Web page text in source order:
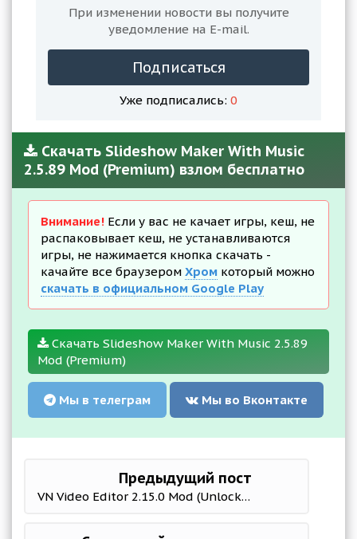
При изменении новости вы получите
уведомление на E-mail.
Подписаться
Уже подписались: 0
Скачать Slideshow Maker With Music
2.5.89 Mod (Premium) взлом бесплатно
Внимание! Если у вас не качает игры, кеш, не
распаковывает кеш, не устанавливаются
игры, не нажимается кнопка скачать -
качайте все браузером Хром который можно
скачать в официальном Google Play
Скачать Slideshow Maker With Music 2.5.89
Mod (Premium)
Мы в телеграм Мы во Вконтакте
Предыдущий пост
VN Video Editor 2.15.0 Mod (Unlocked/No ads)